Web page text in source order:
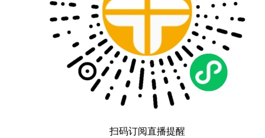
扫码订阅直播提醒